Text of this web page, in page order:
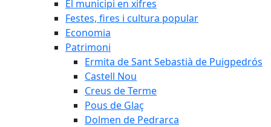
El municipi en xifres
Festes, fires i cultura popular
Economia
Patrimoni
Ermita de Sant Sebastià de Puigpedrós
Castell Nou
Creus de Terme
Pous de Glaç
Dolmen de Pedrarca